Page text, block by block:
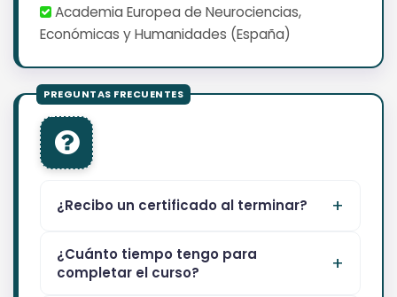
Academia Europea de Neurociencias,
Económicas y Humanidades (España)
¿Recibo un certificado al terminar?
¿Cuánto tiempo tengo para
completar el curso?